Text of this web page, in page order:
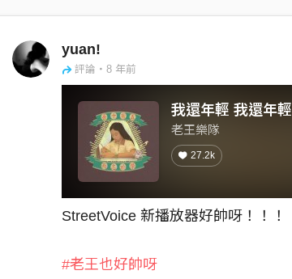
yuan!
評論・8 年前
我還年輕 我還年輕
老王樂隊
27.2k
StreetVoice 新播放器好帥呀！！！
#老王也好帥呀